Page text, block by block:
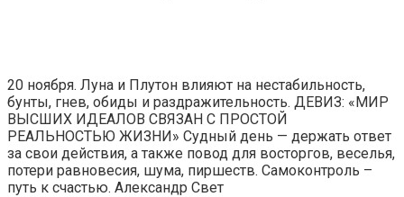
20 ноября. Луна и Плутон влияют на нестабильность,
бунты, гнев, обиды и раздражительность. ДЕВИЗ: «МИР
ВЫСШИХ ИДЕАЛОВ СВЯЗАН С ПРОСТОЙ
РЕАЛЬНОСТЬЮ ЖИЗНИ» Судный день — держать ответ
за свои действия, а также повод для восторгов, веселья,
потери равновесия, шума, пиршеств. Самоконтроль –
путь к счастью. Александр Свет